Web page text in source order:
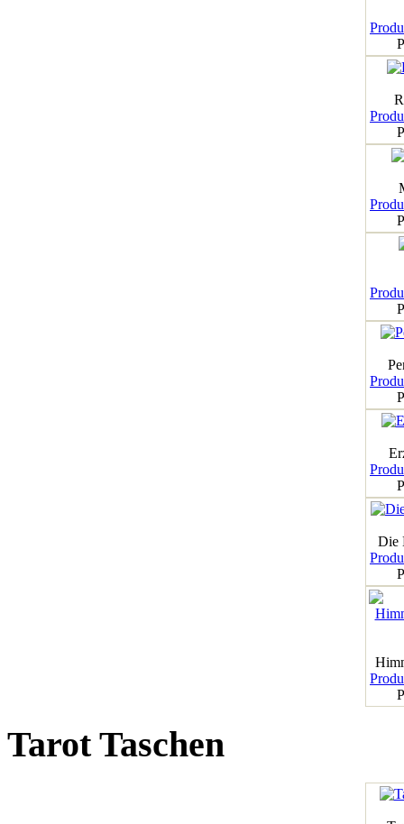
Die
Tarot Taschen